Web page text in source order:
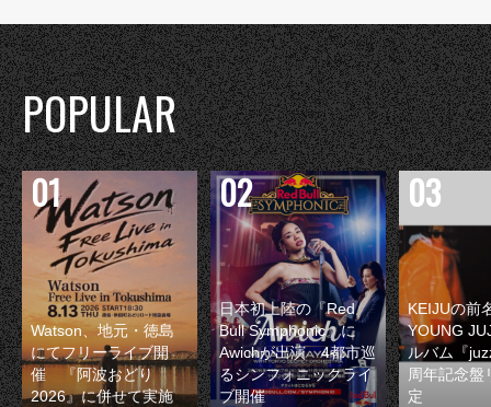
POPULAR
Watson、地元・徳島
にてフリーライブ開
催 『阿波おどり
2026』に併せて実施
日本初上陸の『Red
Bull Symphonic』に
Awichが出演 4都市巡
るシンフォニックライ
ブ開催
KEIJUの前
YOUNG
ルバム『
周年記念盤
定